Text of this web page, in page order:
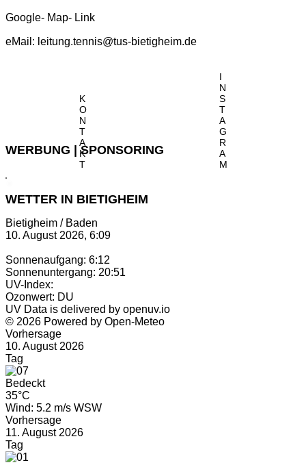
Google- Map- Link
eMail: leitung.tennis@tus-bietigheim.de
K
O
N
T
A
K
T
I
N
S
T
A
G
R
A
M
WERBUNG | SPONSORING
WETTER IN BIETIGHEIM
Bietigheim / Baden
10. August 2026, 6:09
Sonnenaufgang: 6:12
Sonnenuntergang: 20:51
UV-Index:
Ozonwert: DU
UV Data is delivered by openuv.io
© 2026 Powered by Open-Meteo
Vorhersage
10. August 2026
Tag
Bedeckt
35°C
Wind: 5.2 m/s WSW
Vorhersage
11. August 2026
Tag